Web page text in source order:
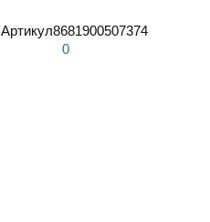
Артикул8681900507374
0